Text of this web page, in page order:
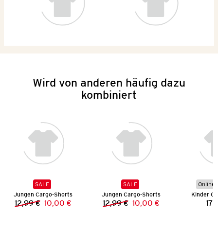
Wird von anderen häufig dazu
kombiniert
SALE
Jungen Cargo-Shorts
Vorheriger Preis:
12,99 € Neuer Preis:
10,00 €
SALE
Jungen Cargo-Shorts
Vorheriger Preis:
12,99 € Neuer Preis:
10,00 €
Online
Kinder